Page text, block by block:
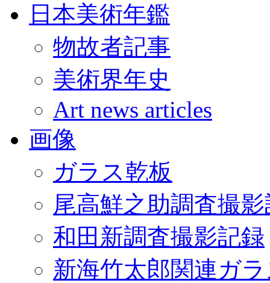
日本美術年鑑
物故者記事
美術界年史
Art news articles
画像
ガラス乾板
尾高鮮之助調査撮
和田新調査撮影記録
新海竹太郎関連ガ